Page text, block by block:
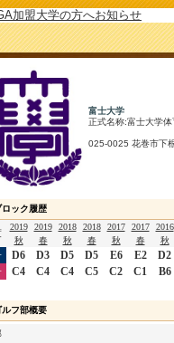
加盟大学の方へお知らせ
富士大学
正式名称:富士大学
025-0025 花巻市下
ロック履歴
2019
秋
2019
春
2018
秋
2018
春
2017
秋
2017
春
2016
秋
D6 D3 D5 D5 E6 E2 D2
C4 C4 C4 C5 C2 C1 B6
ルフ部概要